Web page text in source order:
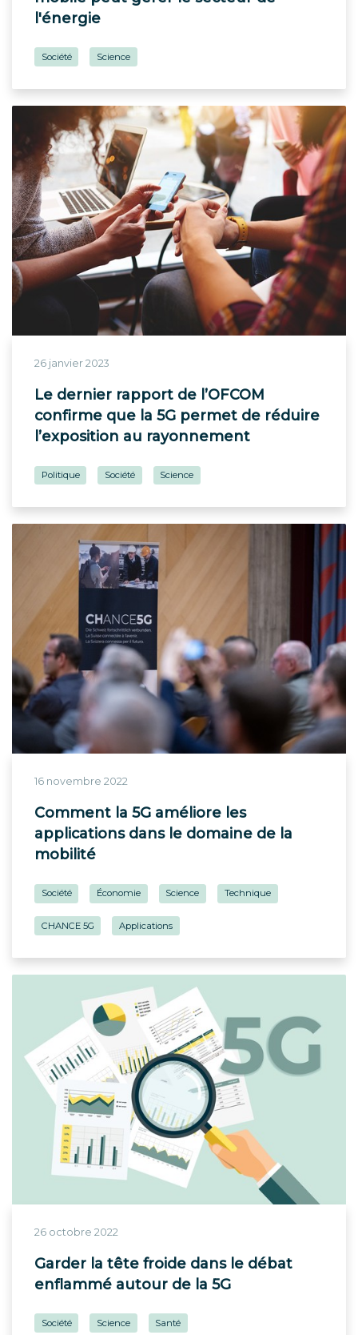
l'énergie
Société Science
26 janvier 2023
Le dernier rapport de l’OFCOM
confirme que la 5G permet de réduire
l’exposition au rayonnement
Politique Société Science
16 novembre 2022
Comment la 5G améliore les
applications dans le domaine de la
mobilité
Société Économie Science Technique
CHANCE 5G Applications
26 octobre 2022
Garder la tête froide dans le débat
enflammé autour de la 5G
Société Science Santé